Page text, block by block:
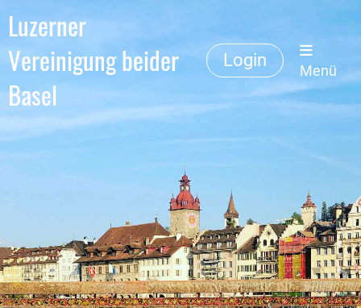
Luzerner
Vereinigung beider
Basel
Login
Menü